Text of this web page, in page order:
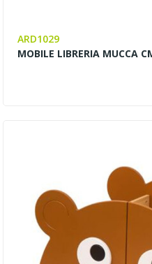
ARD1029
MOBILE LIBRERIA MUCCA